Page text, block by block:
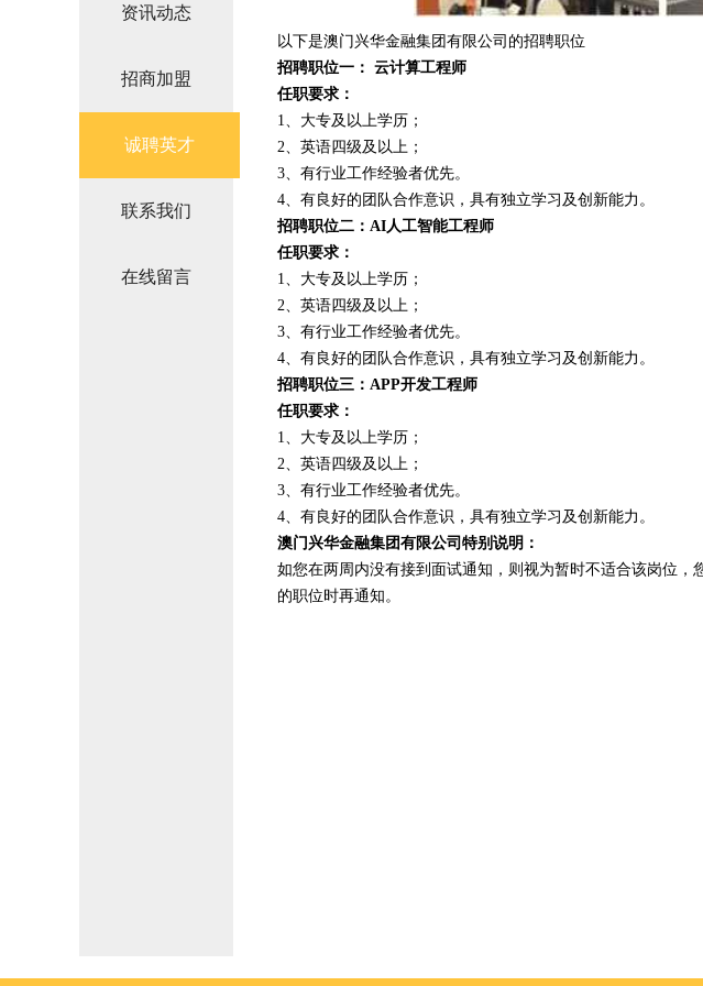
资讯动态
招商加盟
诚聘英才
联系我们
在线留言
以下是澳门兴华金融集团有限公司的招聘职位
招聘职位一： 云计算工程师
任职要求：
1、大专及以上学历；
2、英语四级及以上；
3、有行业工作经验者优先。
4、有良好的团队合作意识，具有独立学习及创新能力。
招聘职位二：AI人工智能工程师
任职要求：
1、大专及以上学历；
2、英语四级及以上；
3、有行业工作经验者优先。
4、有良好的团队合作意识，具有独立学习及创新能力。
招聘职位三：APP开发工程师
任职要求：
1、大专及以上学历；
2、英语四级及以上；
3、有行业工作经验者优先。
4、有良好的团队合作意识，具有独立学习及创新能力。
澳门兴华金融集团有限公司特别说明：
如您在两周内没有接到面试通知，则视为暂时不适合该岗位
的职位时再通知。